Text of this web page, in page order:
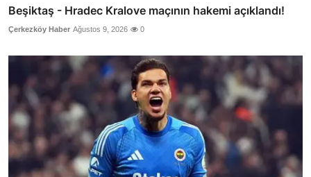
Beşiktaş - Hradec Kralove maçının hakemi açıklandı!
Çerkezköy Haber Ağustos 9, 2026 0